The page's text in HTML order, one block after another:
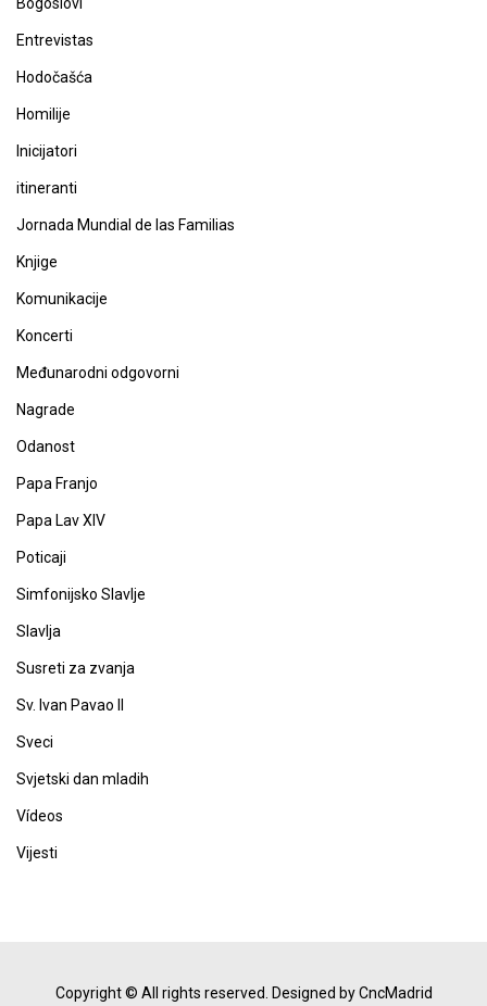
Entrevistas
Hodočašća
Homilije
Inicijatori
itineranti
Jornada Mundial de las Familias
Knjige
Komunikacije
Koncerti
Međunarodni odgovorni
Nagrade
Odanost
Papa Franjo
Papa Lav XIV
Poticaji
Simfonijsko Slavlje
Slavlja
Susreti za zvanja
Sv. Ivan Pavao II
Sveci
Svjetski dan mladih
Vídeos
Vijesti
Copyright © All rights reserved. Designed by CncMadrid